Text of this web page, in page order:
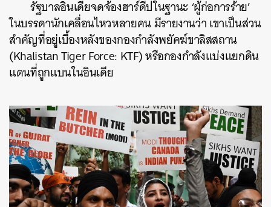
รัฐบาลอินเดียจดจ้องฮาร์ดีปในฐานะ ‘ผู้ก่อการร้าย’
ในบรรดานักเคลื่อนไหวหลายคน มีรายงานว่า เขาเป็นส่วน
สำคัญที่อยู่เบื้องหลังของกองกำลังพยัคฆ์ขาลิสสถาน
(Khalistan Tiger Force: KTF) หรือกองกำลังแบ่งแยกดิน
แดนที่ถูกแบนในอินเดีย